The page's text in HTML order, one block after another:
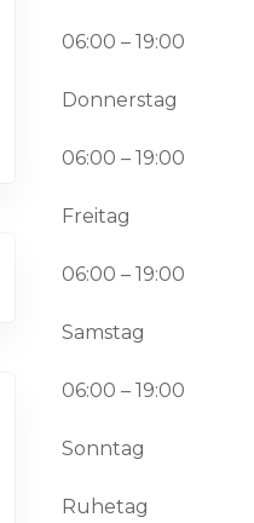
06:00 – 19:00
Donnerstag
06:00 – 19:00
Freitag
06:00 – 19:00
Samstag
06:00 – 19:00
Sonntag
Ruhetag